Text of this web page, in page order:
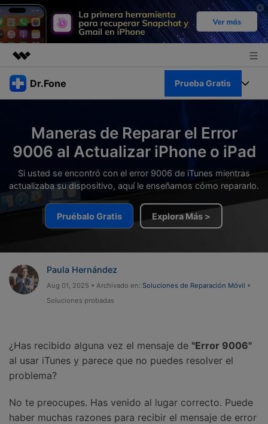
Productos destacados
Resumen
Soluciones
Quiénes somos
Sala de prensa
Tienda
Dr.Fone Prueba Gratis
Ver Kit Completo >
Productos
Para PC
Para Celular
Recursos
Descubre lo mejor de Dr.Fone
Soporte
Gestor de Datos
Reparación de Móviles
Encuentra Más Soluciones
Desbloqueo FRP en Android 16
Iniciar sesión
Maneras de Reparar el Error
9006 al Actualizar iPhone o iPad
Si usted se encontró con el error 9006 de iTunes mientras
actualizaba su dispositivo, aquí le enseñamos cómo repararlo.
Pruébalo Gratis Explora Más >
Paula Hernández
Aug 01, 2025 • Archivado en: Soluciones de Reparación Móvil •
Soluciones probadas
¿Has recibido alguna vez el mensaje de "Error 9006"
al usar iTunes y parece que no puedes resolver el
problema?
No te preocupes. Has venido al lugar correcto. Puede
haber muchas razones para recibir el mensaje de error